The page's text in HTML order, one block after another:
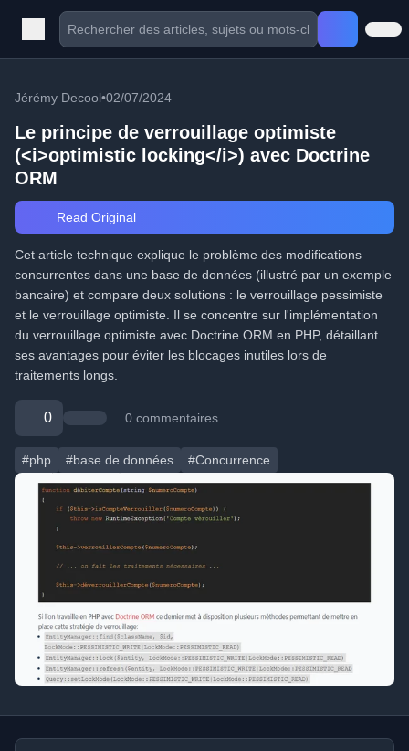
Jérémy Decool•02/07/2024
Le principe de verrouillage optimiste
(<i>optimistic locking</i>) avec Doctrine
ORM
Read Original
Cet article technique explique le problème des modifications
concurrentes dans une base de données (illustré par un exemple
bancaire) et compare deux solutions : le verrouillage pessimiste
et le verrouillage optimiste. Il se concentre sur l'implémentation
du verrouillage optimiste avec Doctrine ORM en PHP, détaillant
ses avantages pour éviter les blocages inutiles lors de
traitements longs.
0 0 commentaires
#php #base de données #Concurrence